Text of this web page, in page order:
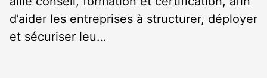
d’aider les entreprises à structurer, déployer
et sécuriser leu…